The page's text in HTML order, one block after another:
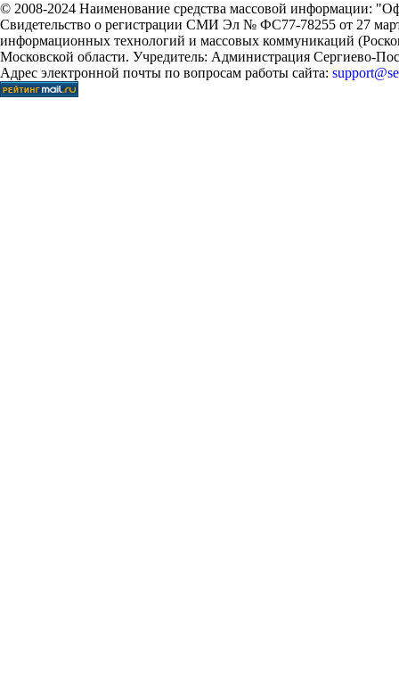
© 2008-2024 Наименование средства массовой информации:
Свидетельство о регистрации СМИ Эл № ФС77-78255 от 27
информационных технологий и массовых коммуникаций
Московской области. Учредитель: Администрация Сергиево-
Адрес электронной почты по вопросам работы сайта: